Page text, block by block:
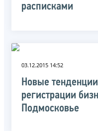
расписками
03.12.2015 14:52
Новые
регистрации
Подмосковье